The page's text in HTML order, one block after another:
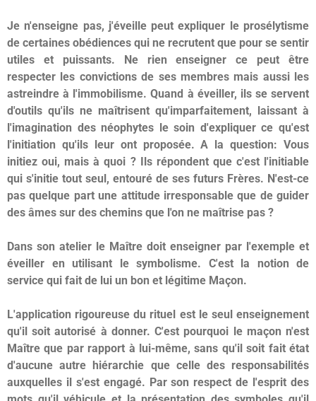
Je n'enseigne pas, j'éveille peut expliquer le prosélytisme
de certaines obédiences qui ne recrutent que pour se sentir
utiles et puissants. Ne rien enseigner ce peut être
respecter les convictions de ses membres mais aussi les
astreindre à l'immobilisme. Quand à éveiller, ils se servent
d'outils qu'ils ne maîtrisent qu'imparfaitement, laissant à
l'imagination des néophytes le soin d'expliquer ce qu'est
l'initiation qu'ils leur ont proposée. A la question: Vous
initiez oui, mais à quoi ? Ils répondent que c'est l'initiable
qui s'initie tout seul, entouré de ses futurs Frères. N'est-ce
pas quelque part une attitude irresponsable que de guider
des âmes sur des chemins que l'on ne maîtrise pas ?
Dans son atelier le Maître doit enseigner par l'exemple et
éveiller en utilisant le symbolisme. C'est la notion de
service qui fait de lui un bon et légitime Maçon.
L'application rigoureuse du rituel est le seul enseignement
qu'il soit autorisé à donner. C'est pourquoi le maçon n'est
Maître que par rapport à lui-même, sans qu'il soit fait état
d'aucune autre hiérarchie que celle des responsabilités
auxquelles il s'est engagé. Par son respect de l'esprit des